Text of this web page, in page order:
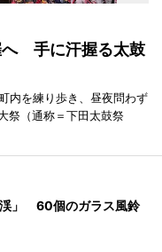
へ 手に汗握る太鼓
内を練り歩き、昼夜問わず
祭（通称＝下田太鼓祭
」 60個のガラス風鈴